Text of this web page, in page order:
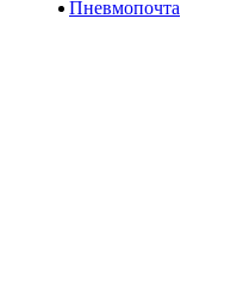
Пневмопочта